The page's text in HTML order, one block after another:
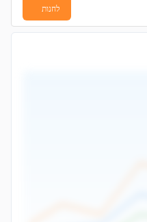
לחנות